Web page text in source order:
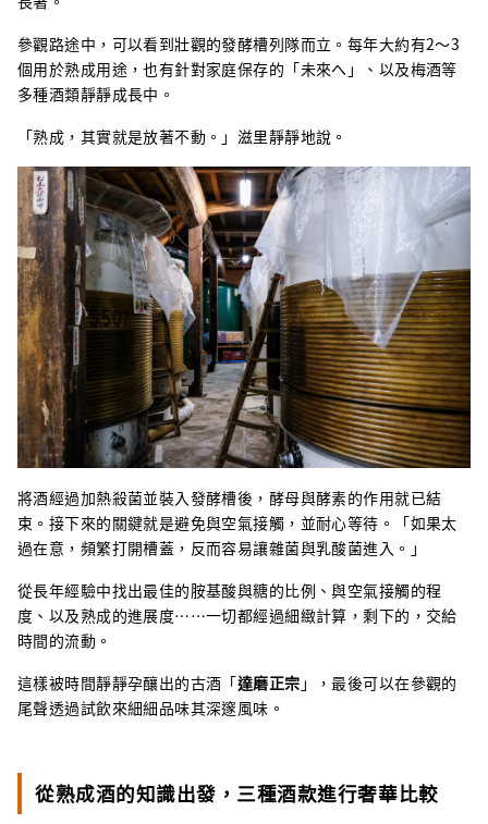
參觀路途中，可以看到壯觀的發酵槽列隊而立。每年大約有2～3
個用於熟成用途，也有針對家庭保存的「未來へ」、以及梅酒等
多種酒類靜靜成長中。
「熟成，其實就是放著不動。」滋里靜靜地說。
將酒經過加熱殺菌並裝入發酵槽後，酵母與酵素的作用就已結
束。接下來的關鍵就是避免與空氣接觸，並耐心等待。「如果太
過在意，頻繁打開槽蓋，反而容易讓雜菌與乳酸菌進入。」
從長年經驗中找出最佳的胺基酸與糖的比例、與空氣接觸的程
度、以及熟成的進展度……一切都經過細緻計算，剩下的，交給
時間的流動。
這樣被時間靜靜孕釀出的古酒「達磨正宗 」，最後可以在參觀的
尾聲透過試飲來細細品味其深邃風味。
從熟成酒的知識出發，三種酒款進行奢華比較